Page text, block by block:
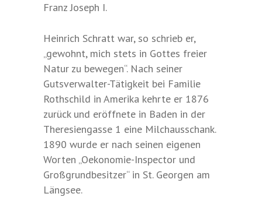
Franz Joseph I.
Heinrich Schratt war, so schrieb er,
„gewohnt, mich stets in Gottes freier
Natur zu bewegen“. Nach seiner
Gutsverwalter-Tätigkeit bei Familie
Rothschild in Amerika kehrte er 1876
zurück und eröffnete in Baden in der
Theresiengasse 1 eine Milchausschank.
1890 wurde er nach seinen eigenen
Worten „Oekonomie-Inspector und
Großgrundbesitzer“ in St. Georgen am
Längsee.